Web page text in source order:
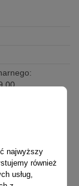
SMS. W
lub
najwyższy
również
usług,